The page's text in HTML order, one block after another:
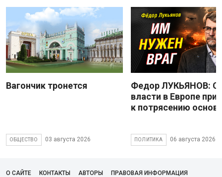
Вагончик тронется
ОБЩЕСТВО 03 августа 2026
Федор ЛУКЬЯНОВ:
власти в Европе
к потрясению основ
ПОЛИТИКА 06 августа 2026
О САЙТЕ КОНТАКТЫ АВТОРЫ ПРАВОВАЯ ИНФОРМАЦИЯ